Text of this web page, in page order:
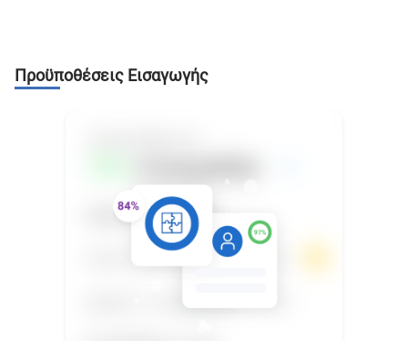
Προϋποθέσεις Εισαγωγής